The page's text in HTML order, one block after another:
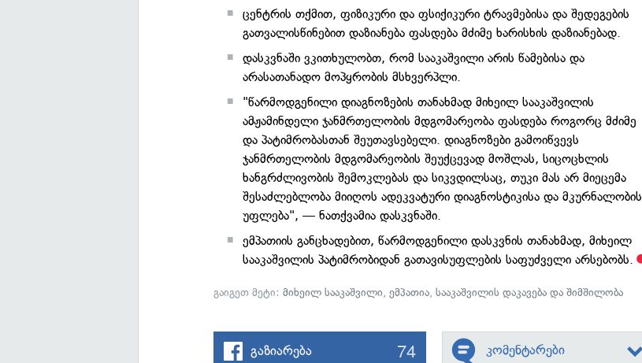
ცენტრის თქმით, ფიზიკური და ფსიქიკური ტრავმებისა და შედეგების
გათვალისწინებით დაზიანება ფასდება მძიმე ხარისხის დაზიანებად.
დასკვნაში ვკითხულობთ, რომ სააკაშვილი არის წამებისა და
არასათანადო მოპყრობის მსხვერპლი.
"წარმოდგენილი დიაგნოზების თანახმად მიხეილ სააკაშვილის
ამჟამინდელი ჯანმრთელობის მდგომარეობა ფასდება როგორც მძიმე
და პატიმრობასთან შეუთავსებელი. დიაგნოზები გამოიწვევს
ჯანმრთელობის მდგომარეობის შეუქცევად მოშლას, სიცოცხლის
ხანგრძლივობის შემოკლებას და სიკვდილსაც, თუკი მას არ მიეცემა
შესაძლებლობა მიიღოს ადეკვატური დიაგნოსტიკისა და მკურნალობის
უფლება", — ნათქვამია დასკვნაში.
ემპათიის განცხადებით, წარმოდგენილი დასკვნის თანახმად, მიხეილ
სააკაშვილის პატიმრობიდან გათავისუფლების საფუძველი არსებობს.
გაიგეთ მეტი:მიხეილ სააკაშვილი,ემპათია,სააკაშვილის დაკავება და შიმშილობა
გაზიარება 74 კომენტარები